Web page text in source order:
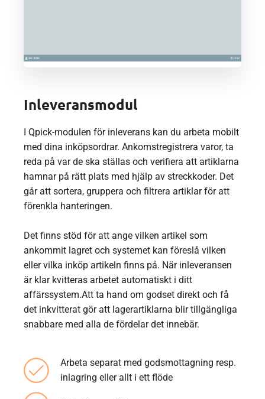
Inleveransmodul
I Qpick-modulen för inleverans kan du arbeta mobilt
med dina inköpsordrar. Ankomstregistrera varor, ta
reda på var de ska ställas och verifiera att artiklarna
hamnar på rätt plats med hjälp av streckkoder. Det
går att sortera, gruppera och filtrera artiklar för att
förenkla hanteringen.
Det finns stöd för att ange vilken artikel som
ankommit lagret och systemet kan föreslå vilken
eller vilka inköp artikeln finns på. När inleveransen
är klar kvitteras arbetet automatiskt i ditt
affärssystem.Att ta hand om godset direkt och få
det inkvitterat gör att lagerartiklarna blir tillgängliga
snabbare med alla de fördelar det innebär.
Arbeta separat med godsmottagning resp.
inlagring eller allt i ett flöde